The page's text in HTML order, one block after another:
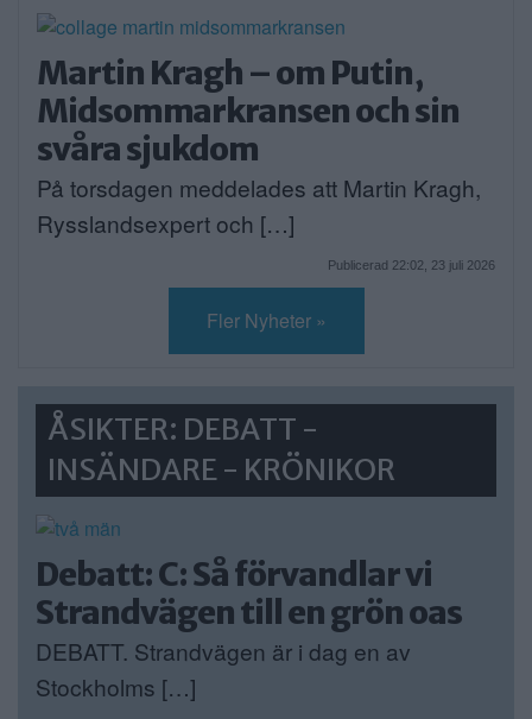
Martin Kragh – om Putin,
Midsommarkransen och sin
svåra sjukdom
På torsdagen meddelades att Martin Kragh,
Rysslandsexpert och […]
Publicerad 22:02, 23 juli 2026
Fler Nyheter »
ÅSIKTER: DEBATT -
INSÄNDARE - KRÖNIKOR
Debatt: C: Så förvandlar vi
Strandvägen till en grön oas
DEBATT. Strandvägen är i dag en av
Stockholms […]